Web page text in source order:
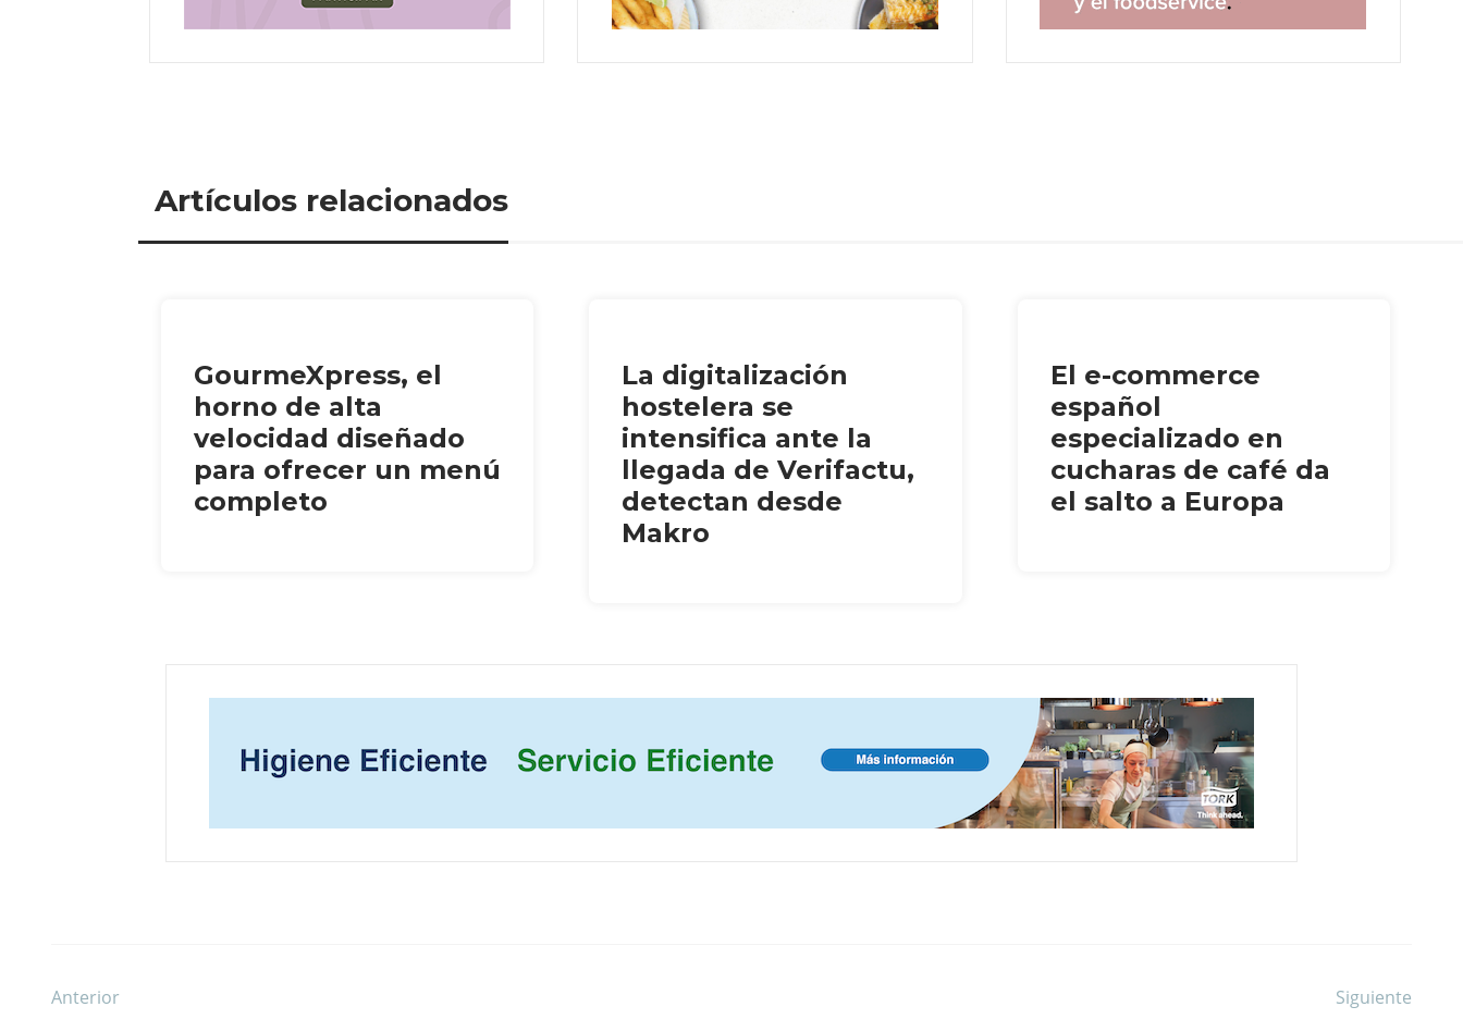
Artículos relacionados
GourmeXpress, el
horno de alta
velocidad diseñado
para ofrecer un menú
completo
La digitalización
hostelera se
intensifica ante la
llegada de Verifactu,
detectan desde
Makro
El e-commerce
español
especializado en
cucharas de café da
el salto a Europa
Anterior Siguiente